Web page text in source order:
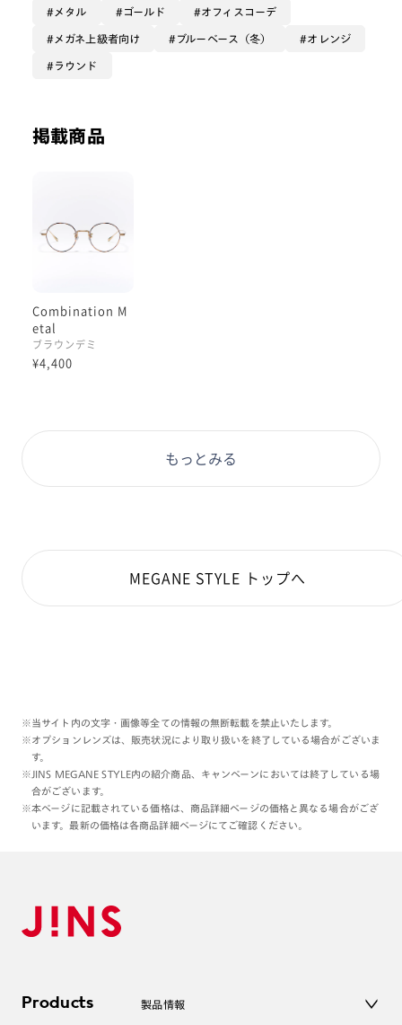
シンプルすぎないオシャレなフレームをお探しの方にオ
えてくれる【極薄レンズ】カスタムが人気です！
メタル ゴールド オフィスコーデ
メガネ上級者向け ブルーベース（冬） オレンジ
ラウンド
掲載商品
Combination M
etal
ブラウンデミ
¥4,400
もっとみる
MEGANE STYLE トップへ
※当サイト内の文字・画像等全ての情報の無断転載を禁止いたします。
※オプションレンズは、販売状況により取り扱いを終了している場合がございま
す。
※JINS MEGANE STYLE内の紹介商品、キャンペーンにおいては終了している場
合がございます。
※本ページに記載されている価格は、商品詳細ページの価格と異なる場合がござ
います。最新の価格は各商品詳細ページにてご確認ください。
Products 製品情報